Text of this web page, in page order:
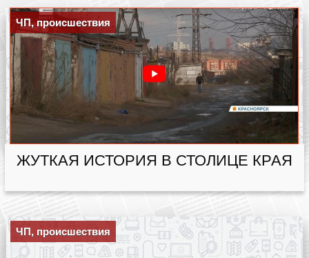
ЧП, происшествия
ЖУТКАЯ ИСТОРИЯ В СТОЛИЦЕ КРАЯ
ЧП, происшествия